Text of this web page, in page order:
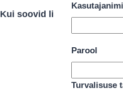
Kui soovid lisada 2€ eest
Parool
Turvalisuse